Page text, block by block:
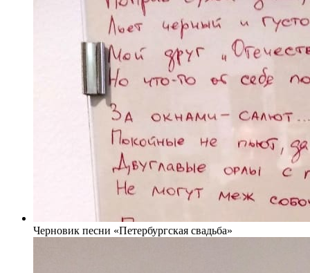
Черновик песни «Петербургская свадьба»